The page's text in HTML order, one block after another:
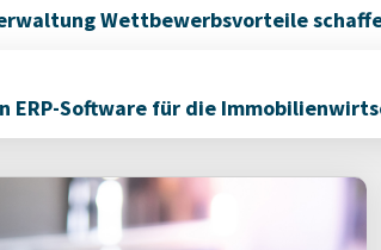
Wettbewerbsvorteile
Software für die